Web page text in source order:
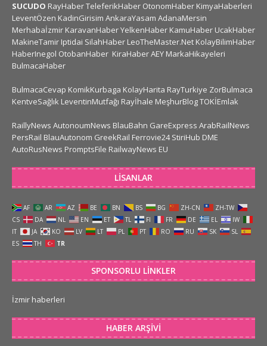
SUCUDO RayHaberTeleferikHaber OtonomHaber KimyaHaberleri
LeventÖzen KadinGirisim AnkaraYasam AdanaMersin
Merhabaİzmir KaravanHaberYelkenHaber KamuHaber UcakHaber
MakineTamir Iptidai SilahHaber LeoTheMaster.Net KolayBilimHaber
HaberInegol OtobanHaber KiraHaberAEY MarkaHikayeleri
BulmacaHaber
BulmacaCevap KomikKurbaga KolayHarita RayTurkiye ZorBulmaca
KentveSağlık LeventinMutfağı Rayİhale MeşhurBlogTOKİEmlak
RaillyNews AutonoumNews BlauBahn GareExpress ArabRailNews
PersRail BlauAutonom GreekRail Ferrovie24 StiriHub DME
AutoRusNews PromptsFile RailwayNews EU
LISANLAR
AF AR AZ BE BN BS BG ZH-CN
ZH-TW
CS
DA NL EN ET TL FI FR DE EL
IW
IT
JA KO LV LT PL PT RO RU SK
SL
ES
TH TR
SPONSORLU LINKLER
İzmir haberleri
HABER ARŞIVI